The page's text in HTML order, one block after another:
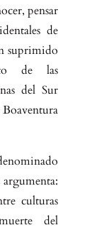
pensar
de
suprimido
de las
del Sur
argumenta:
culturas
del